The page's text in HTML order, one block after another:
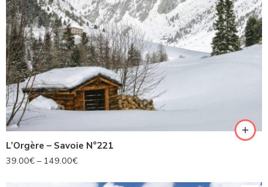
L’Orgère – Savoie N°221
39.00€ – 149.00€